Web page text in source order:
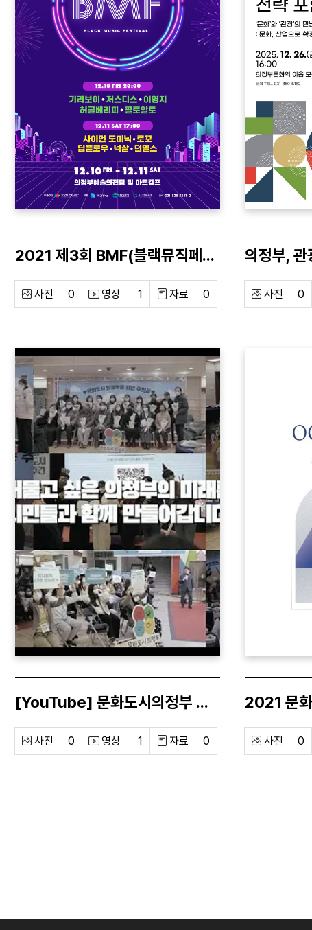
2021 제3회 BMF(블랙뮤직페스티벌)
사진 0 영상 1 자료 0 사진 0
[YouTube] 문화도시의정부 홍보영상ㅣ법정문화도시, 자 이제 시작이야!
사진 0 영상 1 자료 0 사진 0